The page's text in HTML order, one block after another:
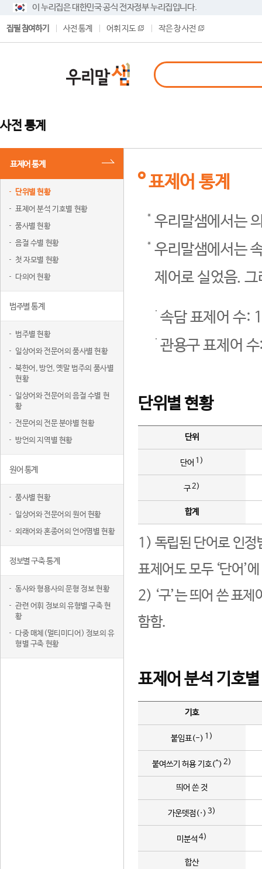
이 누리집은 대한민국 공식 전자정부 누리집입니다.
집필 참여하기 사전 통계 어휘 지도 작은 창 사전
사전 통계
표제어 통계
단위별 현황
표제어 분석 기호별 현황
품사별 현황
음절 수별 현황
첫 자모별 현황
다의어 현황
범주별 통계
범주별 현황
일상어와 전문어의 품사별 현황
북한어, 방언, 옛말 범주의 품사별
현황
일상어와 전문어의 음절 수별 현
황
전문어의 전문 분야별 현황
방언의 지역별 현황
원어 통계
품사별 현황
일상어와 전문어의 원어 현황
외래어와 혼종어의 언어명별 현황
정보별 구축 통계
동사와 형용사의 문형 정보 현황
관련 어휘 정보의 유형별 구축 현
황
다중 매체(멀티미디어) 정보의 유
형별 구축 현황
표제어 통계
우리말샘에서는
우리말샘에서는
제어로 실었음.
속담 표제어 수:
관용구 표제어
단위별 현황
단위
단어 1)
구2)
합계
1) 독립된 단어로 인정
표제어도 모두 ‘단어’
2) ‘구’는 띄어 쓴 표
함함.
표제어 분석 기호
기호
붙임표(-) 1)
붙여쓰기 허용 기호(^) 2)
띄어 쓴 것
가운뎃점(·) 3)
미분석 4)
합산